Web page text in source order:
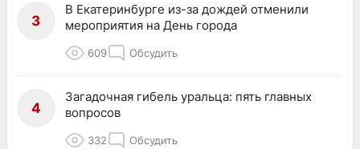
3
В Екатеринбурге из-за дождей отменили
мероприятия на День города
609 Обсудить
4
Загадочная гибель уральца: пять главных
вопросов
332 Обсудить